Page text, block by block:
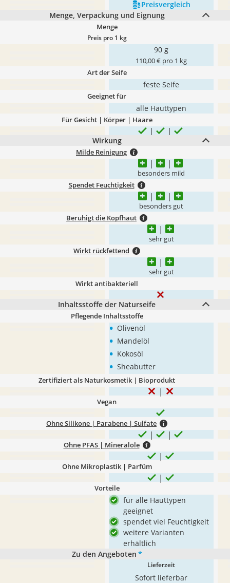
Preis­vergleich
Menge, Verpackung und Eignung
Menge
Preis pro 1 kg
90 g
110,00 € pro 1 kg
Art der Seife
feste Seife
Geeignet für
alle Hauttypen
Für Gesicht | Körper | Haare
Wirkung
Milde Reinigung
besonders mild
Spendet Feuchtigkeit
besonders gut
Beruhigt die Kopfhaut
sehr gut
Wirkt rückfettend
sehr gut
Wirkt antibakteriell
Inhaltsstoffe der Naturseife
Pflegende Inhaltsstoffe
• Olivenöl
• Mandelöl
• Kokosöl
• Sheabutter
Zertifiziert als Naturkosmetik | Bioprodukt
Vegan
Ohne Silikone | Parabene | Sulfate
Ohne PFAS | Mineralöle
Ohne Mikroplastik | Parfüm
Vorteile
für alle Hauttypen
geeignet
spendet viel Feuchtigkeit
weitere Varianten
erhältlich
Zu den Angeboten *
Lieferzeit
Sofort lieferbar